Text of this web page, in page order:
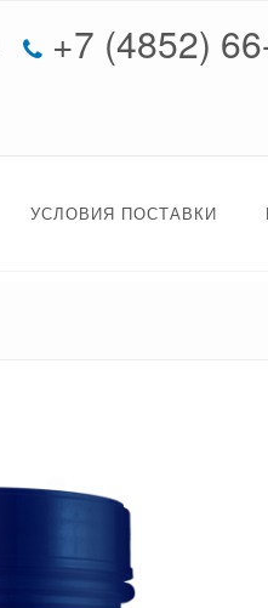
+7 (4852)
УСЛОВИЯ ПОСТАВКИ